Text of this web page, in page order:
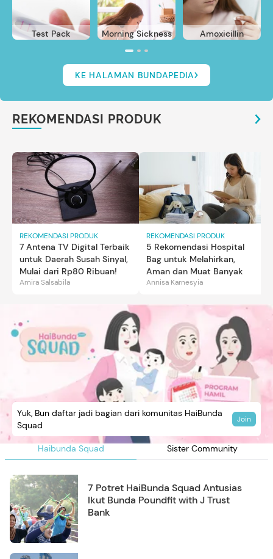
Test Pack Morning Sickness Amoxicillin
KE HALAMAN BUNDAPEDIA
REKOMENDASI PRODUK
REKOMENDASI PRODUK
7 Antena TV Digital Terbaik
untuk Daerah Susah Sinyal,
Mulai dari Rp80 Ribuan!
Amira Salsabila
REKOMENDASI PRODUK
5 Rekomendasi Hospital
Bag untuk Melahirkan,
Aman dan Muat Banyak
Annisa Karnesyia
Haibunda Squad Sister Community
Yuk, Bun daftar jadi bagian dari komunitas HaiBunda
Squad
Join
7 Potret HaiBunda Squad Antusias
Ikut Bunda Poundfit with J Trust
Bank